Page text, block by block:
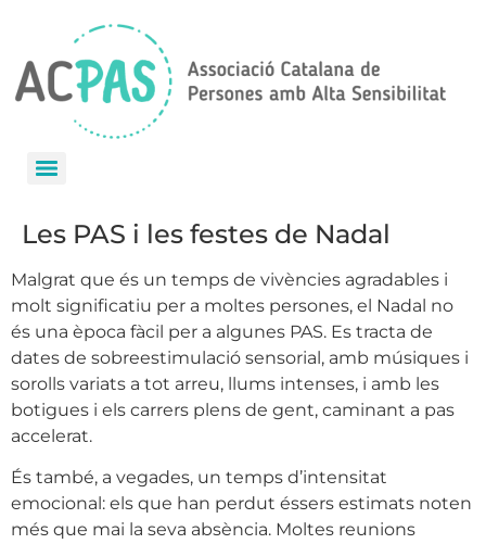
Les PAS i les festes de Nadal
Malgrat que és un temps de vivències agradables i
molt significatiu per a moltes persones, el Nadal no
és una època fàcil per a algunes PAS. Es tracta de
dates de sobreestimulació sensorial, amb músiques i
sorolls variats a tot arreu, llums intenses, i amb les
botigues i els carrers plens de gent, caminant a pas
accelerat.
És també, a vegades, un temps d’intensitat
emocional: els que han perdut éssers estimats noten
més que mai la seva absència. Moltes reunions